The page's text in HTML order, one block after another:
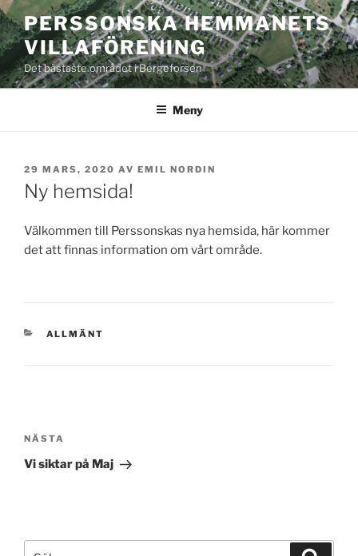
Hoppa
till
innehåll
PERSSONSKA HEMMANETS
VILLAFÖRENING
Det bästaste området i Bergeforsen
Meny
PUBLICERAT
29 MARS, 2020 AV EMIL NORDIN
Ny hemsida!
Välkommen till Perssonskas nya hemsida, här kommer
det att finnas information om vårt område.
KATEGORIER
ALLMÄNT
Nästa
inlägg
NÄSTA
Vi siktar på Maj